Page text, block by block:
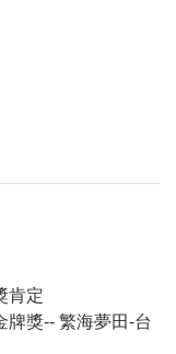
肯定
牌獎-- 繁海夢田-台